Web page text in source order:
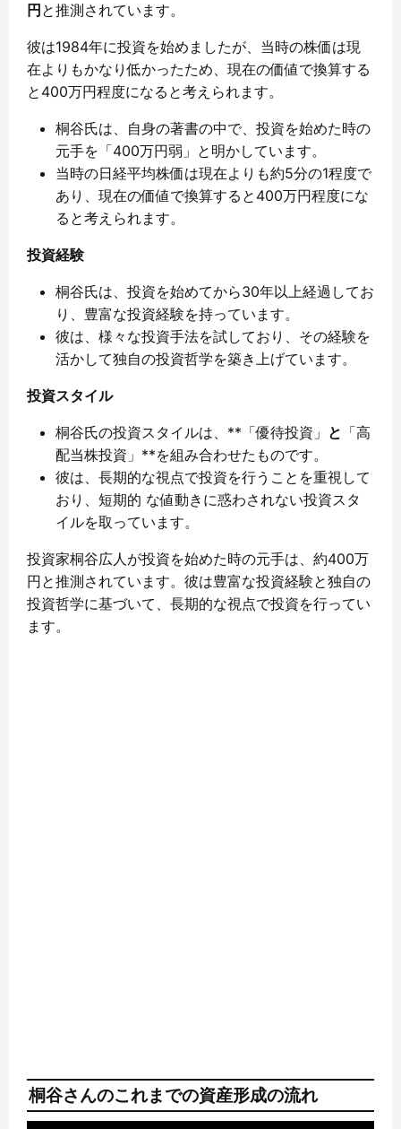
円 と推測されています。
彼は1984年に投資を始めましたが、当時の株価は現
在よりもかなり低かったため、現在の価値で換算する
と400万円程度になると考えられます。
桐谷氏は、自身の著書の中で、投資を始めた時の
元手を「400万円弱」と明かしています。
当時の日経平均株価は現在よりも約5分の1程度で
あり、現在の価値で換算すると400万円程度にな
ると考えられます。
投資経験
桐谷氏は、投資を始めてから30年以上経過してお
り、豊富な投資経験を持っています。
彼は、様々な投資手法を試しており、その経験を
活かして独自の投資哲学を築き上げています。
投資スタイル
桐谷氏の投資スタイルは、**「優待投資」 と 「高
配当株投資」**を組み合わせたものです。
彼は、長期的な視点で投資を行うことを重視して
おり、短期的 な値動きに惑わされない投資スタ
イルを取っています。
投資家桐谷広人が投資を始めた時の元手は、約400万
円と推測されています。彼は豊富な投資経験と独自の
投資哲学に基づいて、長期的な視点で投資を行ってい
ます。
桐谷さんのこれまでの資産形成の流れ